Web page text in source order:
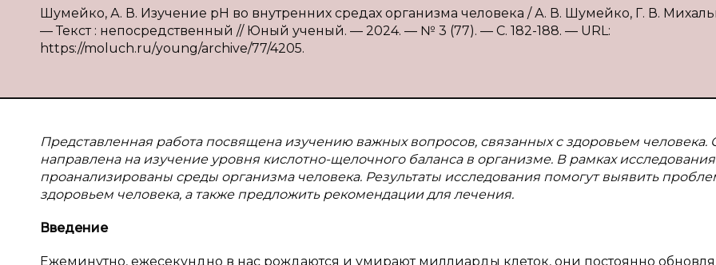
Шумейко, А. В. Изучение pH во внутренних средах организма человека / А. В. Шумейко, Г. В.
— Текст : непосредственный // Юный ученый. — 2024. — № 3 (77). — С. 182-188. — URL:
https://moluch.ru/young/archive/77/4205.
Представленная работа посвящена изучению важных вопросов, связанных с здоровьем человека.
направлена на изучение уровня кислотно-щелочного баланса в организме. В рамках исследования
проанализированы среды организма человека. Результаты исследования помогут выявить
здоровьем человека, а также предложить рекомендации для лечения.
Введение
Ежеминутно, ежесекундно в нас рождаются и умирают миллиарды клеток, они постоянно